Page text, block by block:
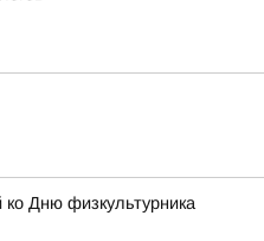
Дню физкультурника